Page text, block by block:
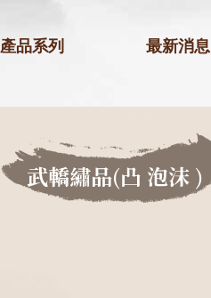
產品系列 最新消息
武轎繡品(凸 泡沫 )